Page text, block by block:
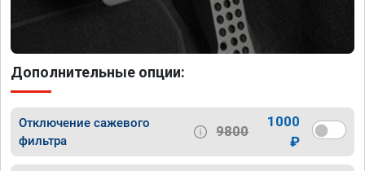
Дополнительные опции:
Отключение сажевого
фильтра
9800
1000
₽